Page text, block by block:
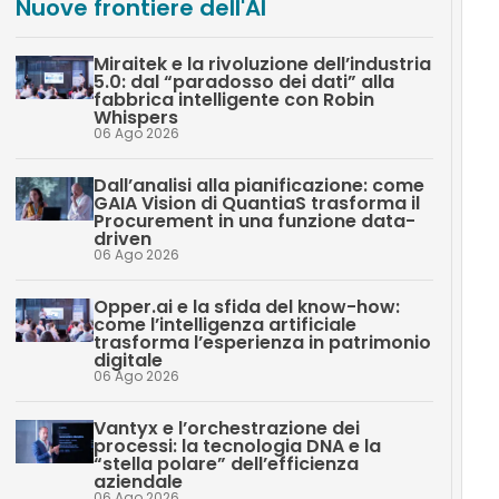
Nuove frontiere dell'AI
Miraitek e la rivoluzione dell’industria
5.0: dal “paradosso dei dati” alla
fabbrica intelligente con Robin
Whispers
06 Ago 2026
Dall’analisi alla pianificazione: come
GAIA Vision di QuantiaS trasforma il
Procurement in una funzione data-
driven
06 Ago 2026
Opper.ai e la sfida del know-how:
come l’intelligenza artificiale
trasforma l’esperienza in patrimonio
digitale
06 Ago 2026
Vantyx e l’orchestrazione dei
processi: la tecnologia DNA e la
“stella polare” dell’efficienza
aziendale